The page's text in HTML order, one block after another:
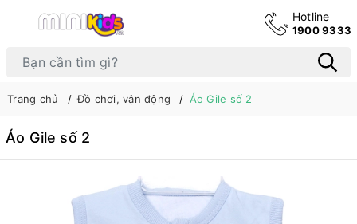
Hotline
1900 9333
Trang chủ Đồ chơi, vận động Áo Gile số 2
Áo Gile số 2